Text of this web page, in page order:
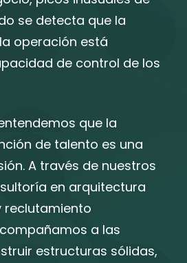
se detecta que la
operación está
de control de los
que la
de talento es una
A través de nuestros
en arquitectura
reclutamiento
a las
estructuras sólidas,